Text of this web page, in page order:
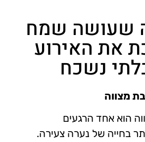
שעושה שמח
את האירוע
נשכח
מצווה
הוא אחד הרגעים
בחייה של נערה צעירה.